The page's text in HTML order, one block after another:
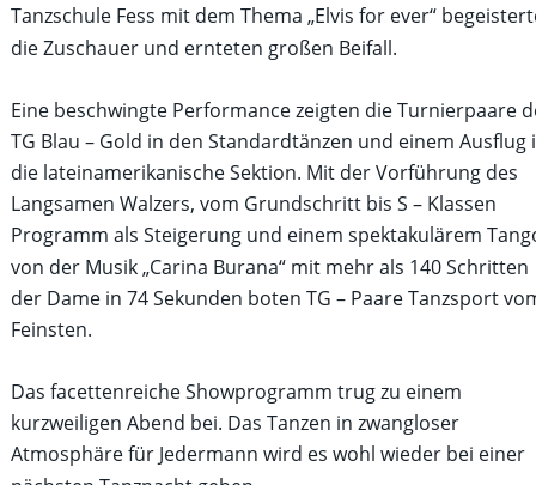
Tanzschule Fess mit dem Thema „Elvis for ever“
die Zuschauer und ernteten großen Beifall.
Eine beschwingte Performance zeigten die Turnierpaare
TG Blau – Gold in den Standardtänzen und einem
die lateinamerikanische Sektion. Mit der Vorführung des
Langsamen Walzers, vom Grundschritt bis S – Klassen
Programm als Steigerung und einem spektakulärem
von der Musik „Carina Burana“ mit mehr als 140 Schritten
der Dame in 74 Sekunden boten TG – Paare Tanzsport
Feinsten.
Das facettenreiche Showprogramm trug zu einem
kurzweiligen Abend bei. Das Tanzen in zwangloser
Atmosphäre für Jedermann wird es wohl wieder bei einer